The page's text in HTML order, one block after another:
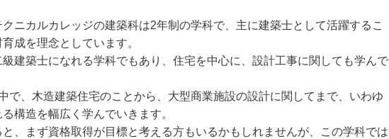
ニカルカレッジの建築科は2年制の学科で、主に建築士として活躍するこ
成を理念としています。
建築士になれる学科でもあり、住宅を中心に、設計工事に関しても学んで
で、木造建築住宅のことから、大型商業施設の設計に関してまで、いわゆ
構造を幅広く学んでいきます。
、まず資格取得が目標と考える方もいるかもしれませんが、この学科では